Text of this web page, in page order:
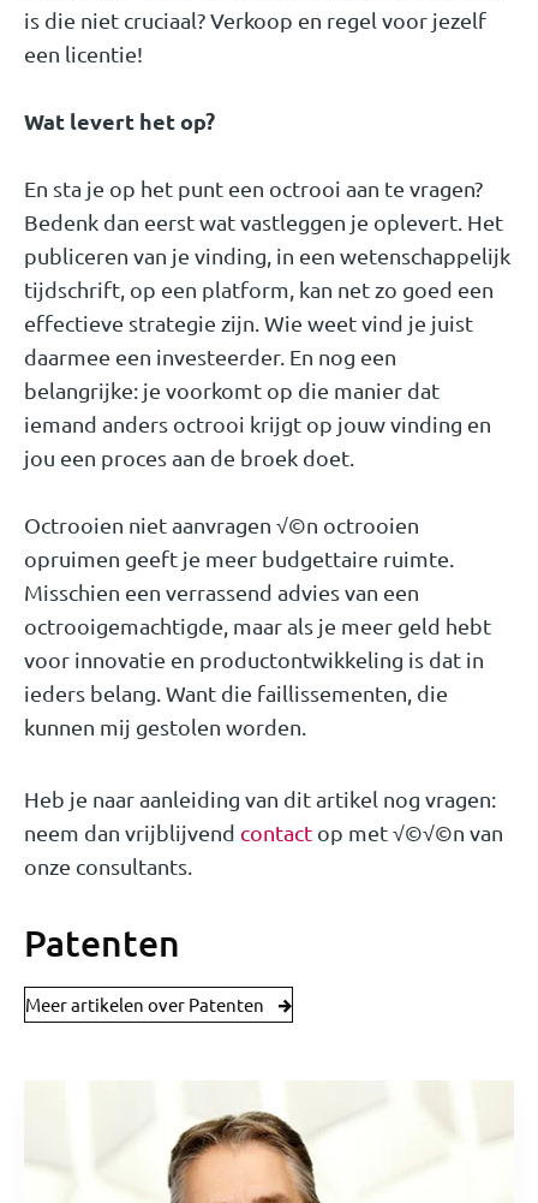
is die niet cruciaal? Verkoop en regel voor jezelf
een licentie!
Wat levert het op?
En sta je op het punt een octrooi aan te vragen?
Bedenk dan eerst wat vastleggen je oplevert. Het
publiceren van je vinding, in een wetenschappelijk
tijdschrift, op een platform, kan net zo goed een
effectieve strategie zijn. Wie weet vind je juist
daarmee een investeerder. En nog een
belangrijke: je voorkomt op die manier dat
iemand anders octrooi krijgt op jouw vinding en
jou een proces aan de broek doet.
Octrooien niet aanvragen √©n octrooien
opruimen geeft je meer budgettaire ruimte.
Misschien een verrassend advies van een
octrooigemachtigde, maar als je meer geld hebt
voor innovatie en productontwikkeling is dat in
ieders belang. Want die faillissementen, die
kunnen mij gestolen worden.
Heb je naar aanleiding van dit artikel nog vragen:
neem dan vrijblijvend contact op met √©√©n van
onze consultants.
Patenten
Meer artikelen over Patenten